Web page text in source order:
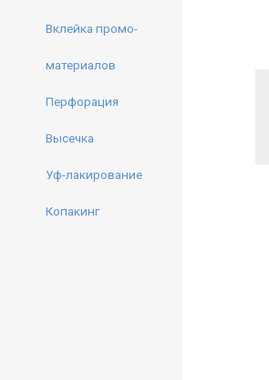
Вклейка промо-
материалов
Перфорация
Высечка
Уф-лакирование
Копакинг